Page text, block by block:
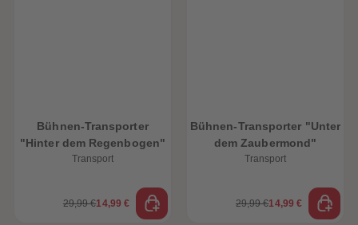
Bühnen-Transporter
"Hinter dem Regenbogen"
Transport
29,99 €14,99 €
Bühnen-Transporter "Unter
dem Zaubermond"
Transport
29,99 €14,99 €